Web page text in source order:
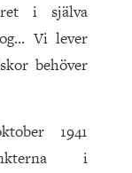
i själva
Vi lever
behöver
1941
i